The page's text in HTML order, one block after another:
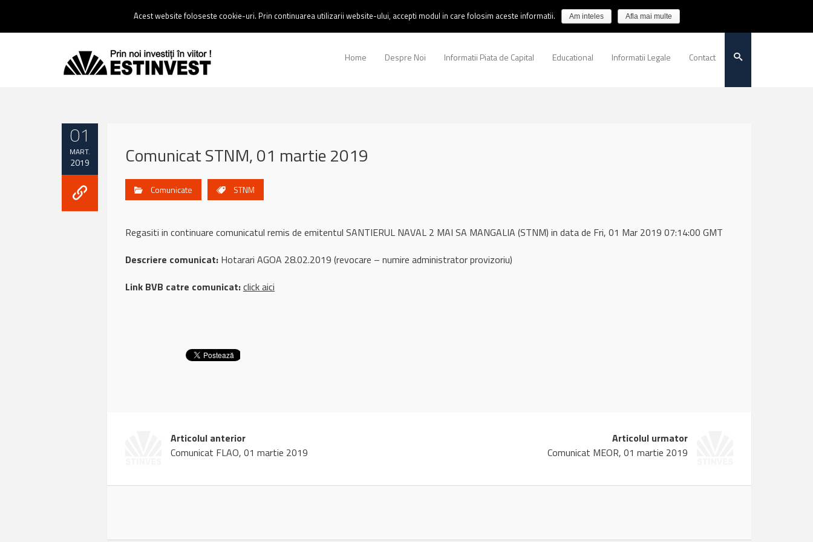
0237 238 900 |Email :contact@estinvest.ro
Home Despre Noi Informatii Piata de Capital Educational Informatii Legale Contact
01
MART.
2019 Comunicat STNM, 01 martie 2019
Comunicate STNM
Regasiti in continuare comunicatul remis de emitentul SANTIERUL NAVAL 2 MAI SA MANGALIA (STNM) in data de Fri, 01 Mar 2019 07:14:00 GMT
Descriere comunicat: Hotarari AGOA 28.02.2019 (revocare – numire administrator provizoriu)
Link BVB catre comunicat:click aici
Articolul anterior
Comunicat FLAO, 01 martie 2019
Articolul urmator
Comunicat MEOR, 01 martie 2019
Acest website foloseste cookie-uri. Prin continuarea utilizarii website-ului, accepti modul in care folosim aceste informatii. Am inteles Afla mai multe